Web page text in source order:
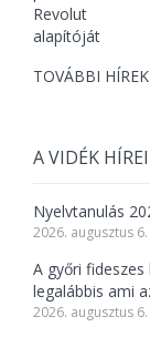
TOVÁBBI
A VIDÉK HÍREI
Nyelvtanulás
2026. augusztus
A győri
legalábbis ami
2026. augusztus